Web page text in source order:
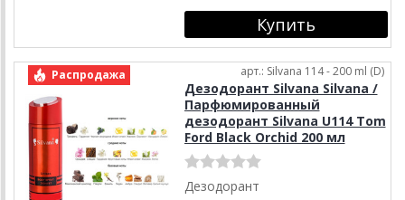
Распродажа арт.: Silvana 114 - 200 ml (D)
Дезодорант Silvana Silvana /
Парфюмированный
дезодорант Silvana U114 Tom
Ford Black Orchid 200 мл
Дезодорант